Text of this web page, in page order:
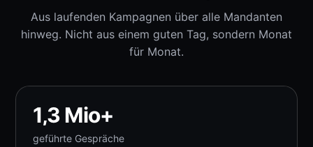
Aus laufenden Kampagnen über alle Mandanten
hinweg. Nicht aus einem guten Tag, sondern Monat
für Monat.
1,3 Mio+
geführte Gespräche